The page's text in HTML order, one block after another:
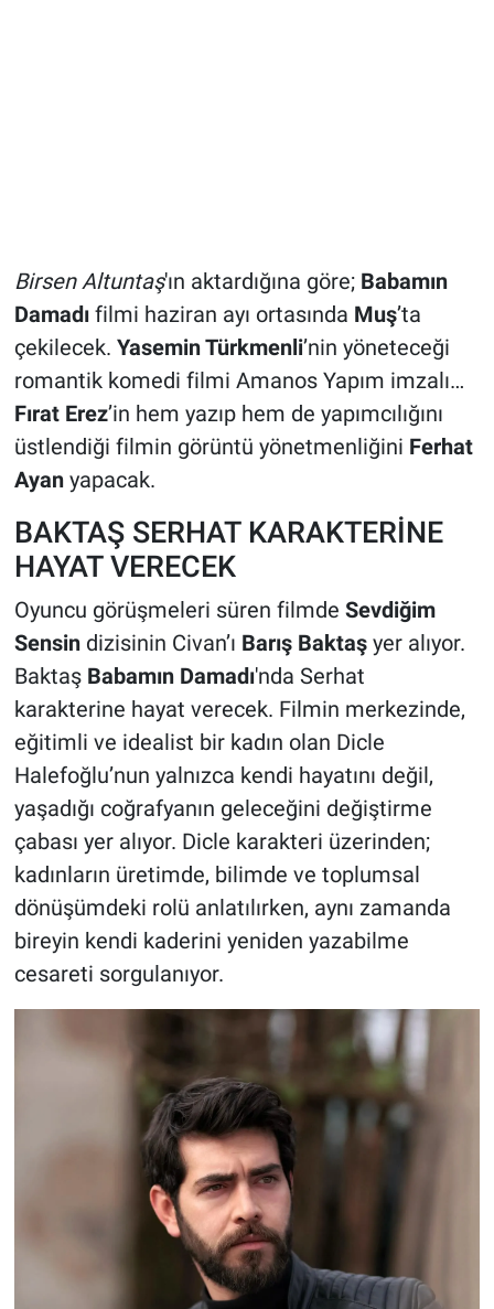
Birsen Altuntaş'ın aktardığına göre; Babamın
Damadı filmi haziran ayı ortasında Muş’ta
çekilecek. Yasemin Türkmenli’nin yöneteceği
romantik komedi filmi Amanos Yapım imzalı…
Fırat Erez’in hem yazıp hem de yapımcılığını
üstlendiği filmin görüntü yönetmenliğini Ferhat
Ayanyapacak.
BAKTAŞ SERHAT KARAKTERİNE
HAYAT VERECEK
Oyuncu görüşmeleri süren filmde Sevdiğim
Sensindizisinin Civan’ı Barış Baktaşyer alıyor.
Baktaş Babamın Damadı'nda Serhat
karakterine hayat verecek. Filmin merkezinde,
eğitimli ve idealist bir kadın olan Dicle
Halefoğlu’nun yalnızca kendi hayatını değil,
yaşadığı coğrafyanın geleceğini değiştirme
çabası yer alıyor. Dicle karakteri üzerinden;
kadınların üretimde, bilimde ve toplumsal
dönüşümdeki rolü anlatılırken, aynı zamanda
bireyin kendi kaderini yeniden yazabilme
cesareti sorgulanıyor.